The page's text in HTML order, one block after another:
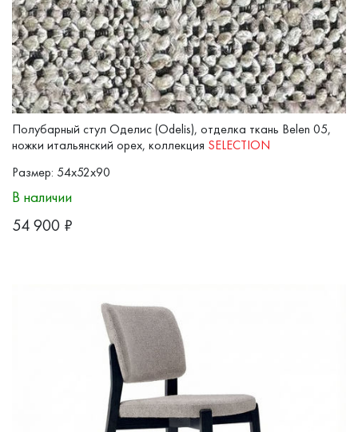
Полубарный стул Оделис (Odelis), отделка ткань Belen 05,
ножки итальянский орех, коллекция SELECTION
Размер: 54x52x90
В наличии
54 900 ₽